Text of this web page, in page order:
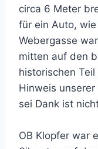
circa 6 Meter
für ein Auto,
Webergasse
mitten auf den
historischen
Hinweis
sei Dank ist
OB Klopfer war